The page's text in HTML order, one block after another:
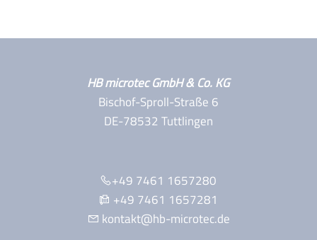
HB microtec GmbH & Co. KG
Bischof-Sproll-Straße 6
DE-78532 Tuttlingen
+49 7461 1657280
+49 7461 1657281
kontakt@hb-microtec.de